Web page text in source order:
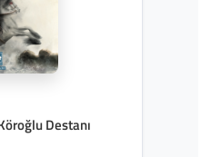
Destanı